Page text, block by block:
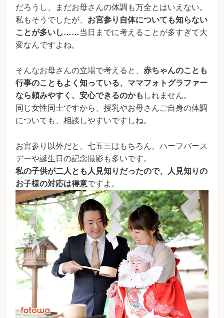
だろうし、まだお母さんの体調も万全とはいえない。
私もそうでしたが、 お宮参り自体についても知らない
ことが多いし……当日までに考えることが多すぎて大
変なんですよね。
そんなお母さんの立場で考えると、 赤ちゃんのことも
行事のこともよく知っている、ママフォトグラファー
なら頼みやすく、安心できるのかも しれません。
同じ女性同士ですから、授乳やお母さんご自身の体調
についても、相談しやすいですしね。
お宮参り以外だと、七五三はもちろん、ハーフバース
デーや誕生日の記念撮影も多いです。
私の子供が二人とも人見知りだったので、人見知りの
お子様の対応は得意ですよ。